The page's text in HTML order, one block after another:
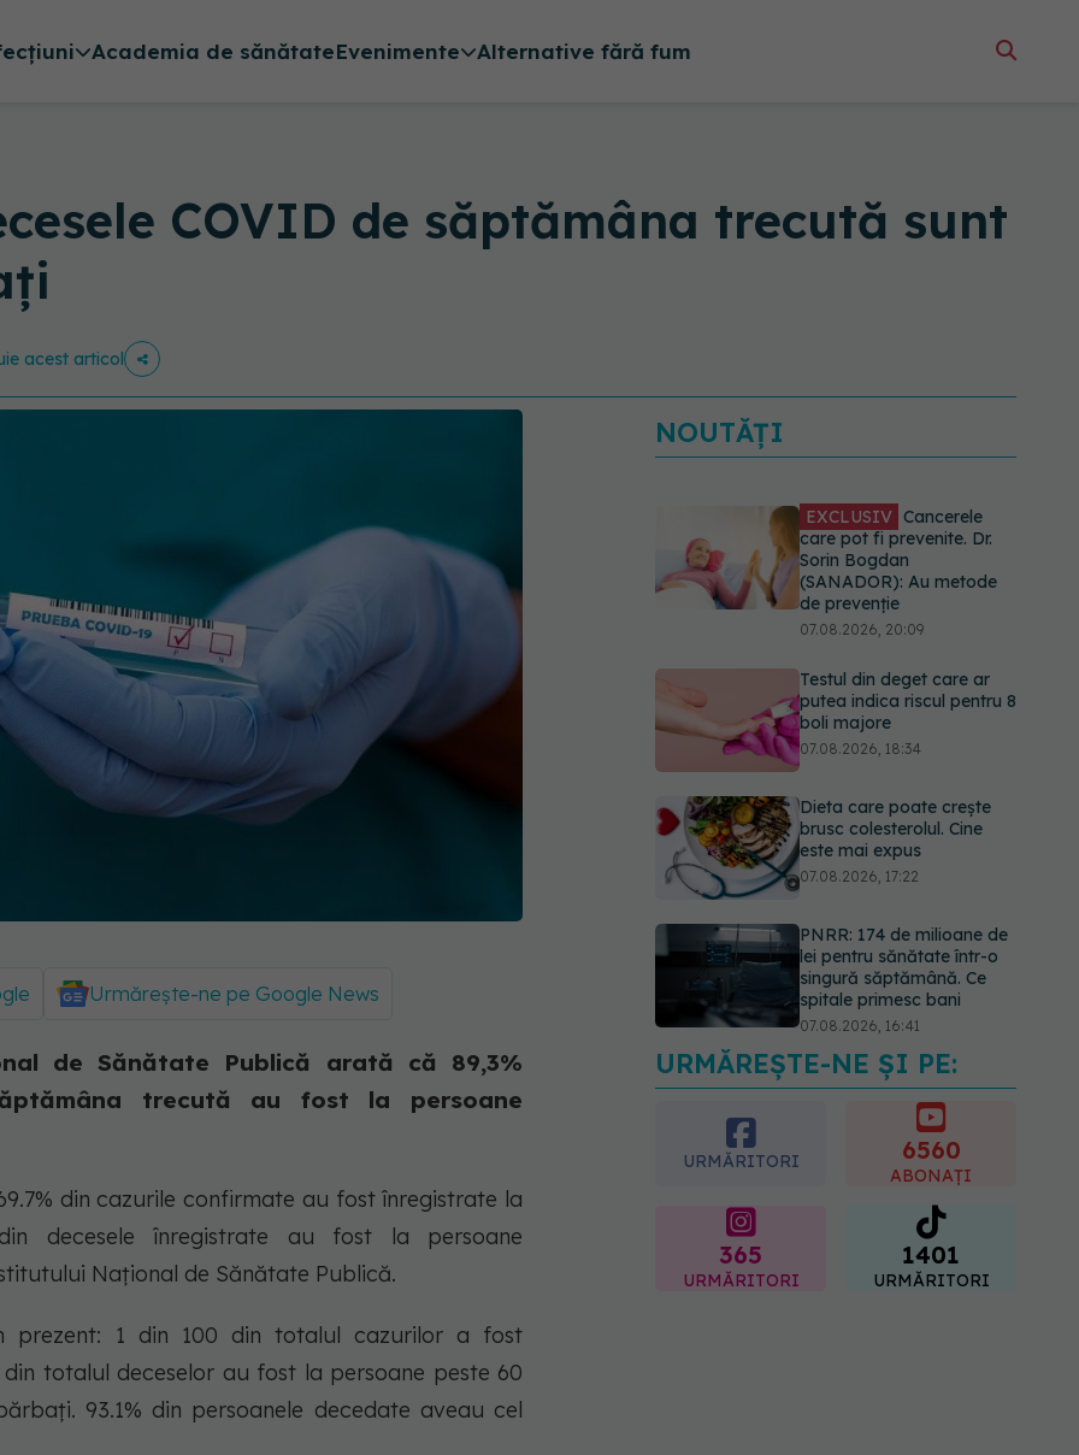
Academia de sănătateEvenimente Alternative fără fum
COVID de săptămâna trecută sunt
acest articol
Urmărește-ne pe Google News
de Sănătate Publică arată că 89,3%
trecută au fost la persoane
din cazurile confirmate au fost înregistrate la
decesele înregistrate au fost la persoane
Național de Sănătate Publică.
prezent: 1 din 100 din totalul cazurilor a fost
totalul deceselor au fost la persoane peste 60
93.1% din persoanele decedate aveau cel
NOUTĂȚI
EXCLUSIV Cancerele
care pot fi prevenite. Dr.
Sorin Bogdan
(SANADOR): Au metode
de prevenție
07.08.2026, 20:09
Testul din deget care ar
putea indica riscul pentru 8
boli majore
07.08.2026, 18:34
Dieta care poate crește
brusc colesterolul. Cine
este mai expus
07.08.2026, 17:22
PNRR: 174 de milioane de
lei pentru sănătate într-o
singură săptămână. Ce
spitale primesc bani
07.08.2026, 16:41
Ce spune culoarea ta
preferată despre vârsta
pe care o ai. Care este
"codul cromatic" al
URMĂREȘTE-NE ȘI PE:
URMĂRITORI 6560
ABONAȚI
365
URMĂRITORI
1401
URMĂRITORI